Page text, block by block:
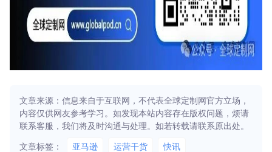
文章来源：信息来自于互联网，不代表全球定制网官方立场，
内容仅供网友参考学习。如发现本站内容存在版权问题，烦请
联系客服，我们将及时沟通与处理。如若转载请联系原出处。
文章标签： 亚马逊 运营干货 快讯